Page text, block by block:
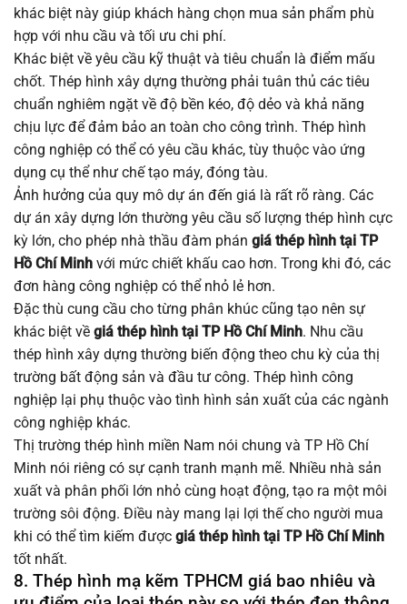
khác biệt này giúp khách hàng chọn mua sản phẩm phù
hợp với nhu cầu và tối ưu chi phí.
Khác biệt về yêu cầu kỹ thuật và tiêu chuẩn là điểm mấu
chốt. Thép hình xây dựng thường phải tuân thủ các tiêu
chuẩn nghiêm ngặt về độ bền kéo, độ dẻo và khả năng
chịu lực để đảm bảo an toàn cho công trình. Thép hình
công nghiệp có thể có yêu cầu khác, tùy thuộc vào ứng
dụng cụ thể như chế tạo máy, đóng tàu.
Ảnh hưởng của quy mô dự án đến giá là rất rõ ràng. Các
dự án xây dựng lớn thường yêu cầu số lượng thép hình cực
kỳ lớn, cho phép nhà thầu đàm phán giá thép hình tại TP
Hồ Chí Minh với mức chiết khấu cao hơn. Trong khi đó, các
đơn hàng công nghiệp có thể nhỏ lẻ hơn.
Đặc thù cung cầu cho từng phân khúc cũng tạo nên sự
khác biệt về giá thép hình tại TP Hồ Chí Minh. Nhu cầu
thép hình xây dựng thường biến động theo chu kỳ của thị
trường bất động sản và đầu tư công. Thép hình công
nghiệp lại phụ thuộc vào tình hình sản xuất của các ngành
công nghiệp khác.
Thị trường thép hình miền Nam nói chung và TP Hồ Chí
Minh nói riêng có sự cạnh tranh mạnh mẽ. Nhiều nhà sản
xuất và phân phối lớn nhỏ cùng hoạt động, tạo ra một môi
trường sôi động. Điều này mang lại lợi thế cho người mua
khi có thể tìm kiếm được giá thép hình tại TP Hồ Chí Minh
tốt nhất.
8. Thép hình mạ kẽm TPHCM giá bao nhiêu và